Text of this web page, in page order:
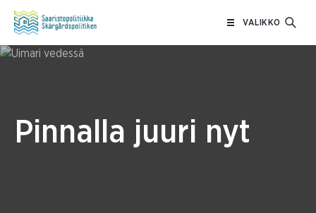
VALIKKO
Pinnalla juuri nyt